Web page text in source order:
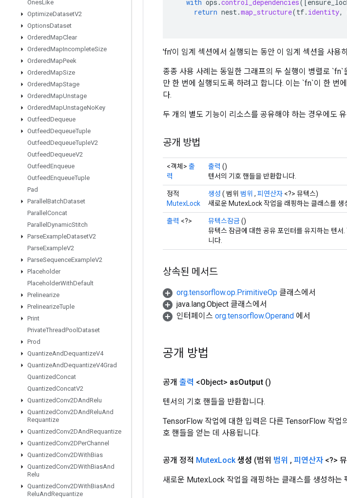
OnesLike
OptimizeDatasetV2
OptionsDataset
OrderedMapClear
OrderedMapIncompleteSize
OrderedMapPeek
OrderedMapSize
OrderedMapStage
OrderedMapUnstage
OrderedMapUnstageNoKey
OutfeedDequeue
OutfeedDequeueTuple
OutfeedDequeueTupleV2
OutfeedDequeueV2
OutfeedEnqueue
OutfeedEnqueueTuple
Pad
Parallel BatchDataset
Parallel Concat
Parallel DynamicStitch
ParseExampleDatasetV2
ParseExampleV2
ParseSequenceExampleV2
Placeholder
PlaceholderWithDefault
Prelinearize
PrelinearizeTuple
Print
PrivateThreadPool Dataset
Prod
QuantizeAndDequantizeV4
QuantizeAndDequantizeV4Grad
QuantizedConcat
QuantizedConcatV2
QuantizedConv2DAndRelu
QuantizedConv2DAndReluAnd
Requantize
QuantizedConv2DAndRequantize
QuantizedConv2DPerChannel
QuantizedConv2DWithBias
QuantizedConv2DWithBiasAnd
Relu
QuantizedConv2DWithBiasAnd
ReluAndRequantize
with ops .control_dependencies(
return nest.map_structure(tf. identity,
'fn'이 임계 섹션에서 실행되는 동안 이 임계 섹션을 사용
종종 사용 사례는 동일한 그래프의 두 실행이 병렬로
만 한 번에 실행되도록 하려고 합니다. 이는 `fn`이 한 번
다.
두 개의 별도 기능이 리소스를 공유해야 하는 경우에도
공개 방법
<객체> 출
력
출력 ()
텐서의 기호 핸들을 반환합니다.
정적
MutexLock
생성 ( 범위 범위 , 피연산자 <?> 뮤텍스)
새로운 MutexLock 작업을 래핑하는 클래스를 생
출력 <?> 뮤텍스잠금()
뮤텍스 잠금에 대한 공유 포인터를 유지하는 텐
니다.
상속된 메서드
org.tensorflow.op.PrimitiveOp 클래스에서
java.lang.Object 클래스에서
인터페이스 org.tensorflow.Operand 에서
공개 방법
공개 출력 <Object> asOutput ()
텐서의 기호 핸들을 반환합니다.
TensorFlow 작업에 대한 입력은 다른 TensorFlow 작업
호 핸들을 얻는 데 사용됩니다.
공개 정적 MutexLock 생성 (범위 범위 , 피연산자 <?>
새로운 MutexLock 작업을 래핑하는 클래스를 생성하는